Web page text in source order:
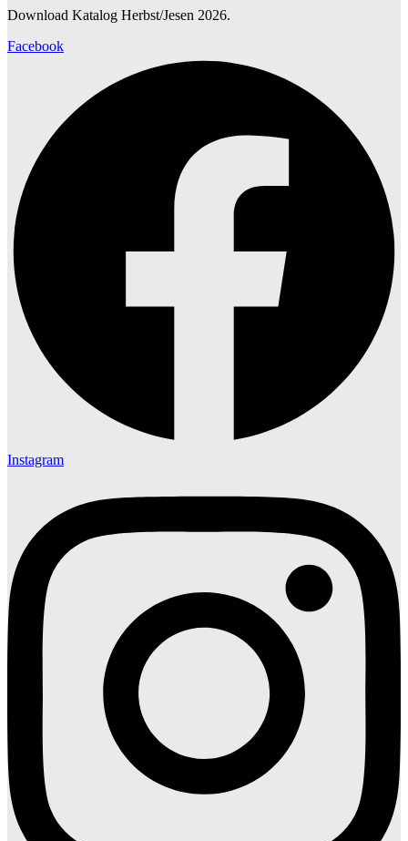
Download Katalog Herbst/Jesen 2026.
Facebook
Instagram